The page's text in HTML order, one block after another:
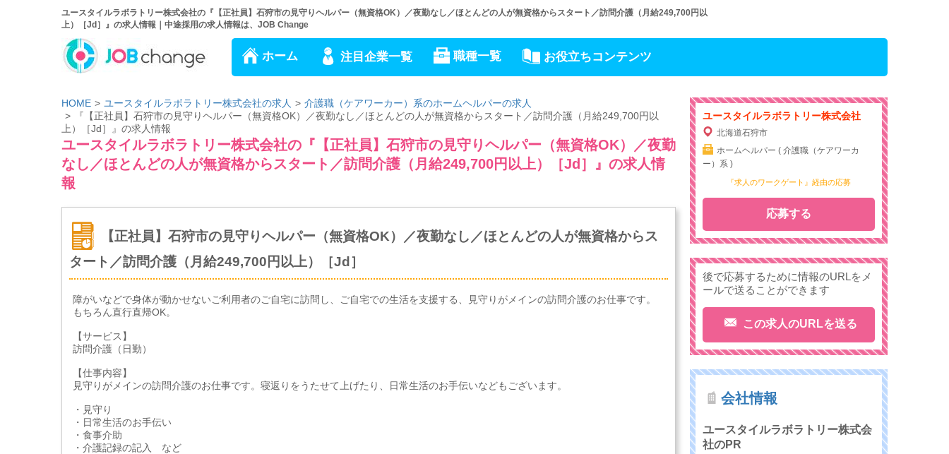
ユースタイルラボラトリー株式会社の『【正社員】石狩市の見守りヘルパー（無資格OK）／夜勤なし／ほとんどの人が無資格からスタート／訪問介護（月給249,700円以
上）［Jd］』の求人情報｜中途採用の求人情報は、JOB Change
ホーム 注目企業一覧 職種一覧 お役立ちコンテンツ
HOME ユースタイルラボラトリー株式会社の求人
介護職（ケアワーカー）系のホームヘルパーの求人
『【正社員】石狩市の見守りヘルパー（無資格OK）／夜勤なし／ほとんどの人が無資格からスタート／訪問介護（月給249,700円以
上）［Jd］』の求人情報
ユースタイルラボラトリー株式会社の『【正社員】石狩市の見守りヘルパー（無資格OK）／夜勤
なし／ほとんどの人が無資格からスタート／訪問介護（月給249,700円以上）［Jd］』の求人情
報
【正社員】石狩市の見守りヘルパー（無資格OK）／夜勤なし／ほとんどの人が無資格からス
タート／訪問介護（月給249,700円以上）［Jd］
障がいなどで身体が動かせないご利用者のご自宅に訪問し、ご自宅での生活を支援する、見守りがメインの訪問介護のお仕事です。
もちろん直行直帰OK。
【サービス】
訪問介護（日勤）
【仕事内容】
見守りがメインの訪問介護のお仕事です。寝返りをうたせて上げたり、日常生活のお手伝いなどもございます。
・見守り
・日常生活のお手伝い
・食事介助
・介護記録の記入 など
ユースタイルラボラトリー株式会社
北海道石狩市
ホームヘルパー ( 介護職（ケアワーカ
ー）系 )
『求人のワークゲート』経由の応募
応募する
後で応募するために情報のURLをメ
ールで送ることができます
この求人のURLを送る
会社情報
ユースタイルラボラトリー株式会
社のPR